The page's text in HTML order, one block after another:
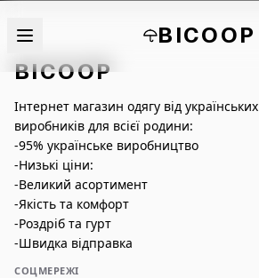
BICOOP
BICOOP
Інтернет магазин одягу від українських
виробників для всієї родини:
-95% українське виробництво
-Низькі ціни:
-Великий асортимент
-Якість та комфорт
-Роздріб та гурт
-Швидка відправка
СОЦМЕРЕЖІ